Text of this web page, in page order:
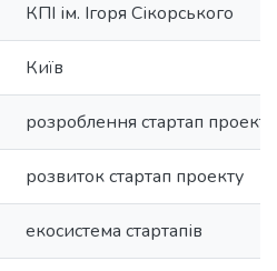
КПІ ім. Ігоря Сікорського
Київ
розроблення стартап проекту
розвиток стартап проекту
екосистема стартапів